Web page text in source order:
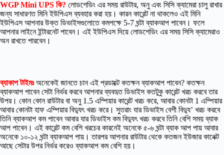
WGP Mini UPS কি? লোডশেডিং এর সময় রাউটার, অনু এবং সিসি ক্যামেরা চালু রাখার
জন্য সাধারণত মিনি ইউপিএস ব্যবহার করা হয়। কারন কারেন্ট না থাকলেও এই মিনি
ইউপিএস আপনার উক্ত ডিভাইসগুলোতে কমপক্ষে 5-7 ঘন্টা ব্যাকআপ পাবেন। ফলে
আপনার লাইনে ইন্টারনেট পাবেন। এই ইউপিএস দিয়ে লোডশেডিং এর সময় সিসি ক্যামেরাও
অন রাখতে পারবেন।
ব্যাকাপ টাইমঃঅনেকেই জানতে চান এই প্রডাক্টে কতক্ষন ব্যাকআপ পাবেন? কতক্ষন
ব্যাকআপ পাবেন সেটা নির্ভর করবে আপনার ব্যবহৃত ডিভাইস কতটুকু কারেন্ট খরচ করবে তার
উপর। কোন কোন রাউটার বা অনু 1.5 এম্পিয়ার কারেন্ট খরচ করে, আবার কোনটা 1 এম্পিয়ার
আবার কোনটা হাফ এম্পিয়ার বিদ্যুৎ খরচ করে। সুতরাং যার ডিভাইস বেশী বিদ্যু’ খরচ করবে
তিনি ব্যাকআপ কম পাবেন আবার যার ডিভাইস কম বিদ্যুৎ খরচ করবে তিনি বেশি সময় ব্যাক
আপ পাবেন। এই কারেন্ট কম বেশি খরচের কারনেই অনেকে ৫-৬ ঘন্টা ব্যাক আপ পায় আবার
অনেকে ১০-১২ ঘন্টা ব্যাকআপ পায়। তারপর আপনার রাউটার থেকে কতজন ইউজার কানেক্ট
আছে সেটার উপর নির্ভর করেও ব্যাকআপ কম বেশি হয়।